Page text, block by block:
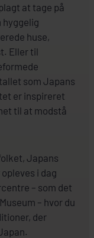
at tage på
hyggelig
huse,
Eller til
som Japans
er inspireret
til at modstå
Japans
i dag
– som det
– hvor du
der